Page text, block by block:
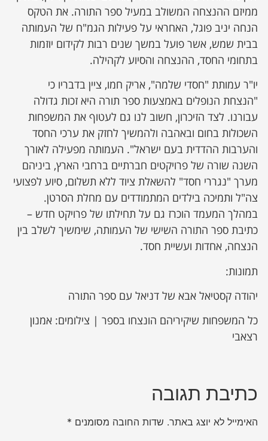
ממיזם ההנצחה המשולב במעיל ספר התורה. את הטקס
הנחה יניב פוגל, האחראי על פעילות הגמ"ח של העמותה
בבית שמש, אשר פועל במשך שנים רבות לקידום יוזמות
בתחומי החסד, ההנצחה והסיוע לקהילה.
יו"ר עמותת "חסדי שלמה", אריק חמו, ציין בדבריו כי
"הנצחת הנופלים באמצעות ספר תורה היא זכות גדולה
עבורנו. לצד הזיכרון, חשוב לנו גם לעטוף את המשפחות
השכולות בחום ובאהבה ולהמשיך לחזק את ערכי החסד
והערבות ההדדית בעם ישראל". העמותה מפעילה לאורך
השנה שורה של פרויקטים חברתיים ברחבי הארץ, ביניהם
מערך "נגררי חסד" להשאלת ציוד ללא תשלום, סיוע לפצועי
צה"ל ותמיכה בילדים המתמודדים עם מחלת הסרטן.
במהלך המעמד הוכרז גם על תחילתו של פרויקט חדש –
כתיבת ספר התורה השישי של העמותה, שימשיך לשלב בין
הנצחה, אחדות ועשיית חסד.
תמונות:
יהודה קסטיאל אבא של דניאל עם ספר התורה
כל המשפחות שיקיריהם הונצחו בספר | צילומים: אמנון
רצאבי
כתיבת תגובה
האימייל לא יוצג באתר. שדות החובה מסומנים *